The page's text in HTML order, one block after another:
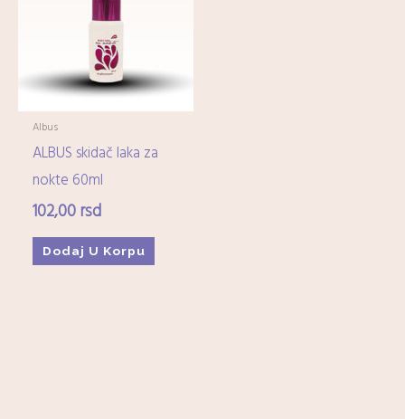
Imunitet(15)
Minerali(0)
Ostali dijetetski suplementi
Kozmetika
Higijena
Mame-i-bebe
Albus
ALBUS skidač laka za
nokte 60ml
102,00 rsd
Dodaj U Korpu